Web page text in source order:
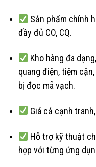
Sản phẩm chính
đầy đủ CO, CQ.
Kho hàng đa
quang điện, tiệm
bị đọc mã vạch.
Giá cả cạnh
Hỗ trợ kỹ thuật
hợp với từng ứng